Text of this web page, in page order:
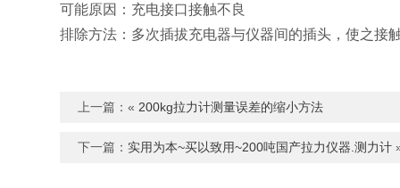
可能原因：充电接口接触不良
排除方法：多次插拔充电器与仪器间的插头，使之接
上一篇：« 200kg拉力计​测量误差的缩小方法​
下一篇： 实用为本~买以致用~200吨国产拉力仪器.测力计